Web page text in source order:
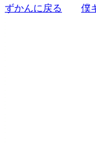
ずかんに戻る 僕